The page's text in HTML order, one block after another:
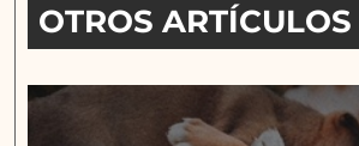
OTROS ARTÍCULOS